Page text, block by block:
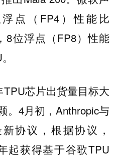
点（FP4）性能比
8位浮点（FP8）性能
TPU芯片出货量目标大
。4月初，Anthropic与
协议，根据协议，
起获得基于谷歌TPU